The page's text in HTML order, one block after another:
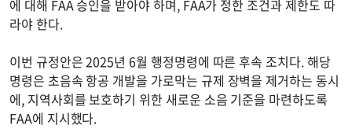
에 대해 FAA 승인을 받아야 하며, FAA가 정한 조건과 제한도 따
라야 한다.
이번 규정안은 2025년 6월 행정명령에 따른 후속 조치다. 해당
명령은 초음속 항공 개발을 가로막는 규제 장벽을 제거하는 동시
에, 지역사회를 보호하기 위한 새로운 소음 기준을 마련하도록
FAA에 지시했다.